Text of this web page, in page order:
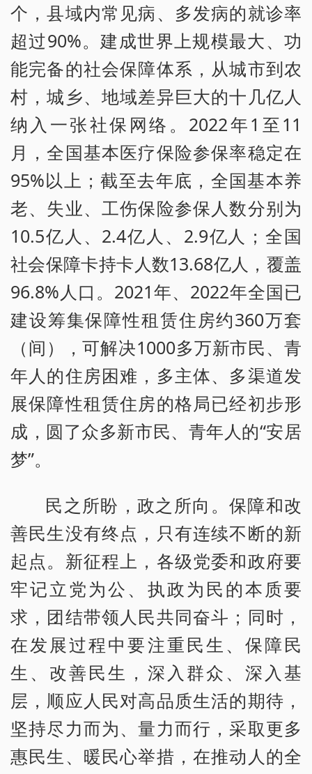
个，县域内常见病、多发病的就诊率
超过90%。建成世界上规模最大、功
能完备的社会保障体系，从城市到农
村，城乡、地域差异巨大的十几亿人
纳入一张社保网络。2022年1至11
月，全国基本医疗保险参保率稳定在
95%以上；截至去年底，全国基本养
老、失业、工伤保险参保人数分别为
10.5亿人、2.4亿人、2.9亿人；全国
社会保障卡持卡人数13.68亿人，覆盖
96.8%人口。2021年、2022年全国已
建设筹集保障性租赁住房约360万套
（间），可解决1000多万新市民、青
年人的住房困难，多主体、多渠道发
展保障性租赁住房的格局已经初步形
成，圆了众多新市民、青年人的“安居
梦”。
民之所盼，政之所向。保障和改
善民生没有终点，只有连续不断的新
起点。新征程上，各级党委和政府要
牢记立党为公、执政为民的本质要
求，团结带领人民共同奋斗；同时，
在发展过程中要注重民生、保障民
生、改善民生，深入群众、深入基
层，顺应人民对高品质生活的期待，
坚持尽力而为、量力而行，采取更多
惠民生、暖民心举措，在推动人的全